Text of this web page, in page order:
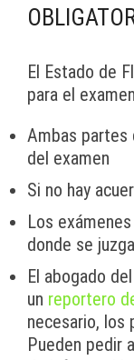
El Estado de
para el
Ambas partes
del examen
Si no hay
Los
donde se
El abogado
un reportero
necesario, los
Pueden pedir